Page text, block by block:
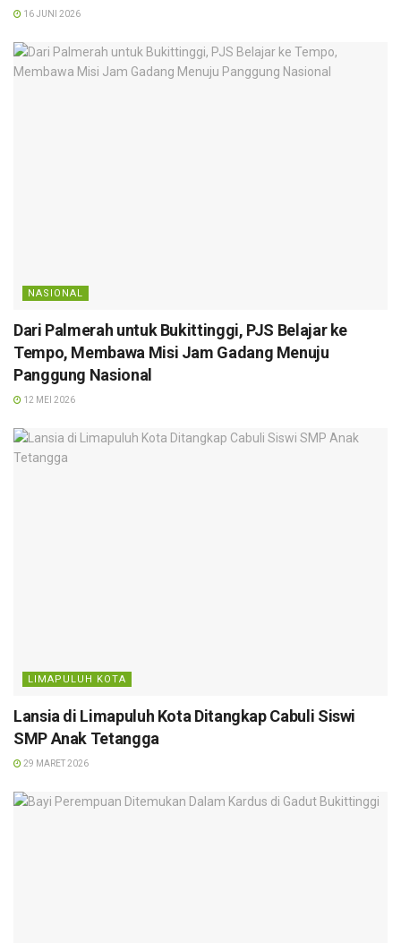
16 JUNI 2026
NASIONAL
Dari Palmerah untuk Bukittinggi, PJS Belajar ke
Tempo, Membawa Misi Jam Gadang Menuju
Panggung Nasional
12 MEI 2026
LIMAPULUH KOTA
Lansia di Limapuluh Kota Ditangkap Cabuli Siswi
SMP Anak Tetangga
29 MARET 2026